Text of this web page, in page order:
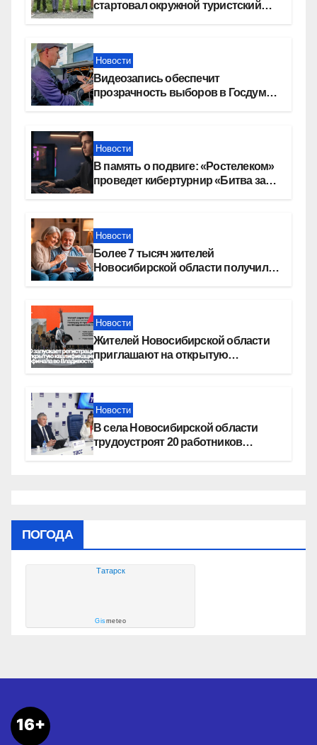
стартовал окружной туристский
Новости
Видеозапись обеспечит
прозрачность выборов в Госдуму
Новости
В память о подвиге: «Ростелеком»
проведет кибертурнир «Битва за
Новости
Более 7 тысяч жителей
Новосибирской области получили
Новости
Жителей Новосибирской области
приглашают на открытую
Новости
В села Новосибирской области
трудоустроят 20 работников
ПОГОДА
Татарск
Gismeteo
16+